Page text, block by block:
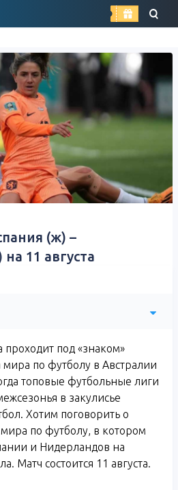
найти
(ж) –
11 августа
проходит под «знаком»
по футболу в Австралии
топовые футбольные лиги
в закулисье
Хотим поговорить о
по футболу, в котором
и Нидерландов на
Матч состоится 11 августа.